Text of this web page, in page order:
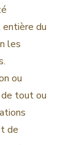
du
les
ou
tout ou
de